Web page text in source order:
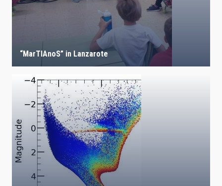
“MarTIAnoS” in Lanzarote